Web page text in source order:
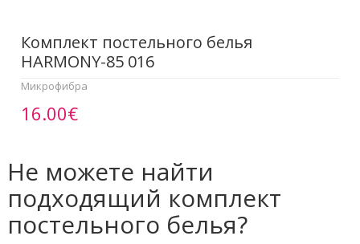
Комплект постельного белья
HARMONY-85 016
Микрофибра
16.00€
Не можете найти
подходящий комплект
постельного белья?